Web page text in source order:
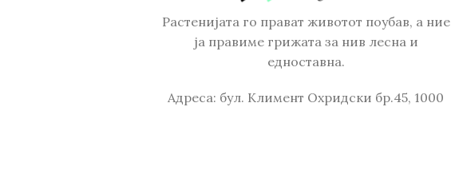
Растенијата го прават животот поубав, а ние
ја правиме грижата за нив лесна и
едноставна.
Адреса: бул. Климент Охридски бр.45, 1000